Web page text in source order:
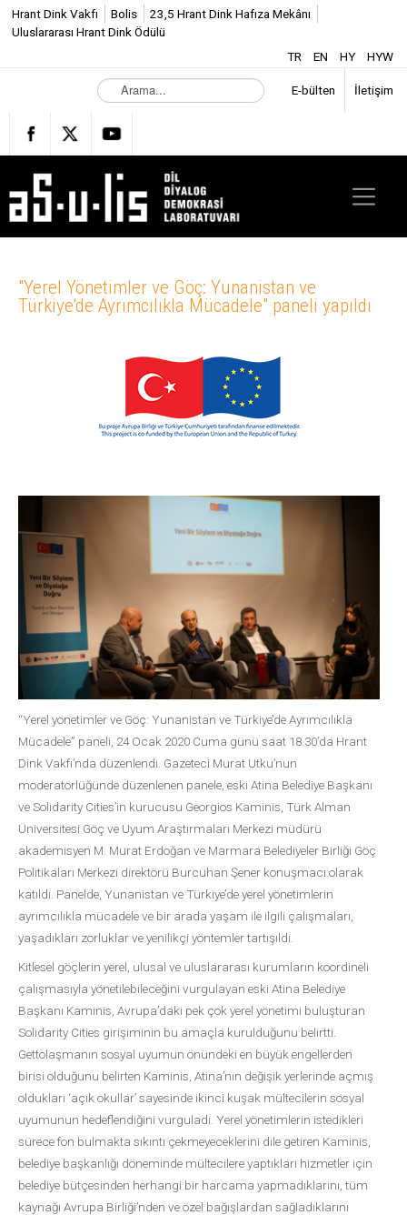
Hrant Dink Vakfı Bolis
23,5 Hrant Dink Hafıza Mekânı
Uluslararası Hrant Dink Ödülü
TR
EN HY HYW
A
r
m
a
.
E-bülten İletişim
"Yerel Yönetimler ve Göç: Yunanistan ve
Türkiye'de Ayrımcılıkla Mücadele" paneli yapıldı
“Yerel yönetimler ve Göç: Yunanistan ve Türkiye’de Ayrımcılıkla
Mücadele” paneli, 24 Ocak 2020 Cuma günü saat 18.30’da Hrant
Dink Vakfı’nda düzenlendi. Gazeteci Murat Utku’nun
moderatörlüğünde düzenlenen panele, eski Atina Belediye Başkanı
ve Solidarity Cities’in kurucusu Georgios Kaminis, Türk Alman
Üniversitesi Göç ve Uyum Araştırmaları Merkezi müdürü
akademisyen M. Murat Erdoğan ve Marmara Belediyeler Birliği Göç
Politikaları Merkezi direktörü Burcuhan Şener konuşmacı olarak
katıldı. Panelde, Yunanistan ve Türkiye’de yerel yönetimlerin
ayrımcılıkla mücadele ve bir arada yaşam ile ilgili çalışmaları,
yaşadıkları zorluklar ve yenilikçi yöntemler tartışıldı.
Kitlesel göçlerin yerel, ulusal ve uluslararası kurumların koordineli
çalışmasıyla yönetilebileceğini vurgulayan eski Atina Belediye
Başkanı Kaminis, Avrupa’daki pek çok yerel yönetimi buluşturan
Solidarity Cities girişiminin bu amaçla kurulduğunu belirtti.
Gettolaşmanın sosyal uyumun önündeki en büyük engellerden
birisi olduğunu belirten Kaminis, Atina’nın değişik yerlerinde açmış
oldukları ‘açık okullar’ sayesinde ikinci kuşak mültecilerin sosyal
uyumunun hedeflendiğini vurguladı. Yerel yönetimlerin istedikleri
sürece fon bulmakta sıkıntı çekmeyeceklerini dile getiren Kaminis,
belediye başkanlığı döneminde mültecilere yaptıkları hizmetler için
belediye bütçesinden herhangi bir harcama yapmadıklarını, tüm
kaynağı Avrupa Birliği’nden ve özel bağışlardan sağladıklarını